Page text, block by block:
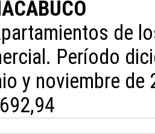
de
Período
y noviembre de